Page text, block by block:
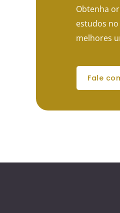
Obtenha
estudos
melhores
fale